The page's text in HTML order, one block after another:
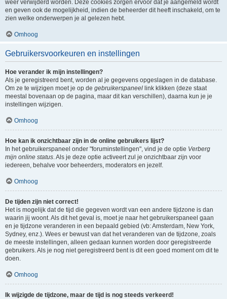
weer verwijderd worden. Deze cookies zorgen ervoor dat je aangemeld wordt
en geven ook de mogelijkheid, indien de beheerder dit heeft inschakeld, om te
zien welke onderwerpen je al gelezen hebt.
Omhoog
Gebruikersvoorkeuren en instellingen
Hoe verander ik mijn instellingen?
Als je geregistreerd bent, worden al je gegevens opgeslagen in de database.
Om ze te wijzigen moet je op de gebruikerspaneel link klikken (deze staat
meestal bovenaan op de pagina, maar dit kan verschillen), daarna kun je je
instellingen wijzigen.
Omhoog
Hoe kan ik onzichtbaar zijn in de online gebruikers lijst?
In het gebruikerspaneel onder "foruminstellingen", vind je de optie Verberg
mijn online status. Als je deze optie activeert zul je onzichtbaar zijn voor
iedereen, behalve voor beheerders, moderators en jezelf.
Omhoog
De tijden zijn niet correct!
Het is mogelijk dat de tijd die gegeven wordt van een andere tijdzone is dan
waarin jij woont. Als dit het geval is, moet je naar het gebruikerspaneel gaan
en je tijdzone veranderen in een bepaald gebied (vb: Amsterdam, New York,
Sydney, enz.). Wees er bewust van dat het veranderen van de tijdzone, zoals
de meeste instellingen, alleen gedaan kunnen worden door geregistreerde
gebruikers. Als je nog niet geregistreerd bent is dit een goed moment om dit te
doen.
Omhoog
Ik wijzigde de tijdzone, maar de tijd is nog steeds verkeerd!